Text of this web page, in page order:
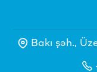
Bakı şəh.,